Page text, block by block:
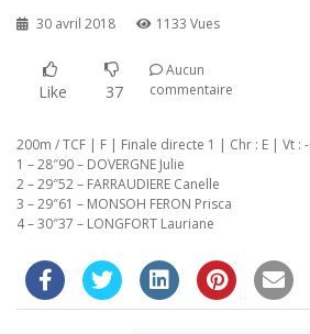
30 avril 2018 1133 Vues
Like 37
Aucun
commentaire
200m / TCF | F | Finale directe 1 | Chr : E | Vt :
1 – 28″90 – DOVERGNE Julie
2 – 29″52 – FARRAUDIERE Canelle
3 – 29″61 – MONSOH FERON Prisca
4 – 30″37 – LONGFORT Lauriane